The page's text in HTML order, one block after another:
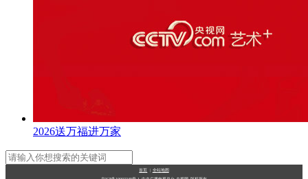
2026送万福进万家
首页 全站地图